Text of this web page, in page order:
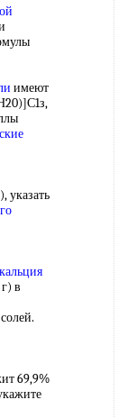
имеют
), указать
г) в
69,9%